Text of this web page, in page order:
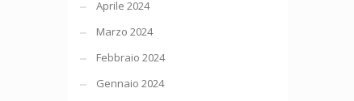
Aprile 2024
Marzo 2024
Febbraio 2024
Gennaio 2024